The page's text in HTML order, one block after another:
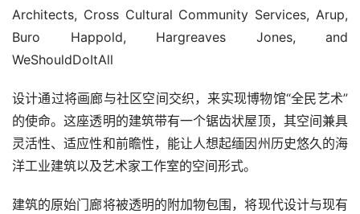
Architects, Cross Cultural Community Services, Arup,
Buro Happold, Hargreaves Jones, and
WeShouldDoItAll
设计通过将画廊与社区空间交织，来实现博物馆“全民艺术”
的使命。这座透明的建筑带有一个锯齿状屋顶，其空间兼具
灵活性、适应性和前瞻性，能让人想起缅因州历史悠久的海
洋工业建筑以及艺术家工作室的空间形式。
建筑的原始门廊将被透明的附加物包围，将现代设计与现有